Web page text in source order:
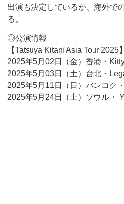
出演も決定しているが、海外で
る。
◎公演情報
【Tatsuya Kitani Asia Tour 2025】
2025年5月02日（金）香港・
2025年5月03日（土）台北・
2025年5月11日（日）バンコク
2025年5月24日（土）ソウル・